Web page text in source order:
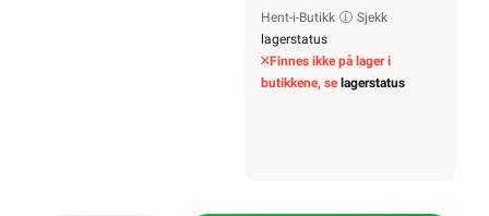
Hent-i-Butikk
Sjekk
lagerstatus
Finnes ikke på lager i
butikkene, se lagerstatus